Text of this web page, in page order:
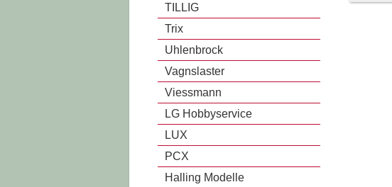
TILLIG
Trix
Uhlenbrock
Vagnslaster
Viessmann
LG Hobbyservice
LUX
PCX
Halling Modelle